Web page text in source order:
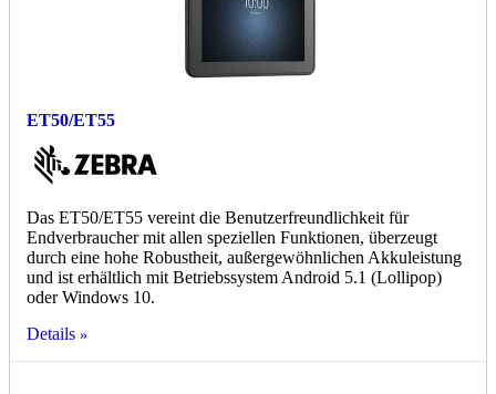
ET50/ET55
Das ET50/ET55 vereint die Benutzerfreundlichkeit für
Endverbraucher mit allen speziellen Funktionen, überzeugt
durch eine hohe Robustheit, außergewöhnlichen Akkuleistung
und ist erhältlich mit Betriebssystem Android 5.1 (Lollipop)
oder Windows 10.
Details